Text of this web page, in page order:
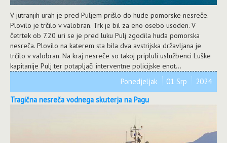
V jutranjih urah je pred Puljem prišlo do hude pomorske nesreče.
Plovilo je trčilo v valobran. Trk je bil za eno osebo usoden. V
četrtek ob 7.20 uri se je pred luku Pulj zgodila huda pomorska
nesreča. Plovilo na katerem sta bila dva avstrijska državljana je
trčilo v valobran. Na kraj nesreče so takoj pripluli uslužbenci Luške
kapitanije Pulj ter potapljači interventne policijske enot...
Tragična nesreča vodnega skuterja na Pagu
Ponedjeljak 01 Srp 2024